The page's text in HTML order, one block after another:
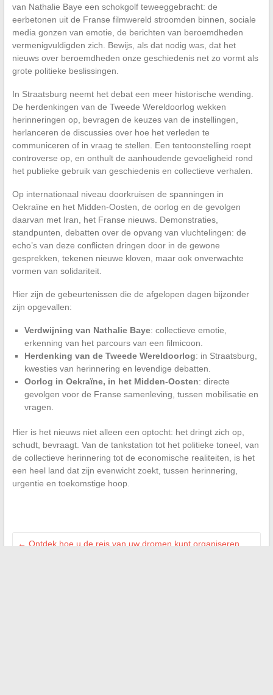
van Nathalie Baye een schokgolf teweeggebracht: de
eerbetonen uit de Franse filmwereld stroomden binnen, sociale
media gonzen van emotie, de berichten van beroemdheden
vermenigvuldigden zich. Bewijs, als dat nodig was, dat het
nieuws over beroemdheden onze geschiedenis net zo vormt als
grote politieke beslissingen.
In Straatsburg neemt het debat een meer historische wending.
De herdenkingen van de Tweede Wereldoorlog wekken
herinneringen op, bevragen de keuzes van de instellingen,
herlanceren de discussies over hoe het verleden te
communiceren of in vraag te stellen. Een tentoonstelling roept
controverse op, en onthult de aanhoudende gevoeligheid rond
het publieke gebruik van geschiedenis en collectieve verhalen.
Op internationaal niveau doorkruisen de spanningen in
Oekraïne en het Midden-Oosten, de oorlog en de gevolgen
daarvan met Iran, het Franse nieuws. Demonstraties,
standpunten, debatten over de opvang van vluchtelingen: de
echo’s van deze conflicten dringen door in de gewone
gesprekken, tekenen nieuwe kloven, maar ook onverwachte
vormen van solidariteit.
Hier zijn de gebeurtenissen die de afgelopen dagen bijzonder
zijn opgevallen:
Verdwijning van Nathalie Baye: collectieve emotie,
erkenning van het parcours van een filmicoon.
Herdenking van de Tweede Wereldoorlog: in Straatsburg,
kwesties van herinnering en levendige debatten.
Oorlog in Oekraïne, in het Midden-Oosten: directe
gevolgen voor de Franse samenleving, tussen mobilisatie en
vragen.
Hier is het nieuws niet alleen een optocht: het dringt zich op,
schudt, bevraagt. Van de tankstation tot het politieke toneel, van
de collectieve herinnering tot de economische realiteiten, is het
een heel land dat zijn evenwicht zoekt, tussen herinnering,
urgentie en toekomstige hoop.
← Ontdek hoe u de reis van uw dromen kunt organiseren